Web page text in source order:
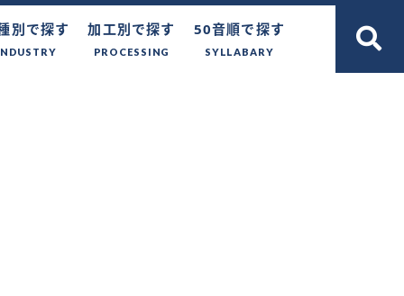
別で探す 加工別で探す
PROCESSING
50音順で探す
SYLLABARY